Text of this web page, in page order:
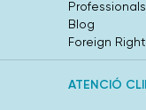
Professionals
Blog
Foreign
ATENCIÓ